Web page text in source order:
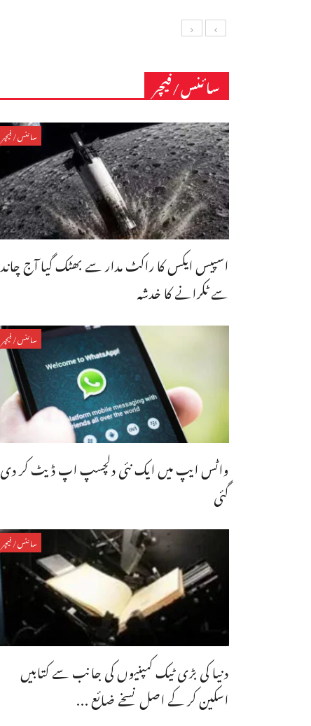
سائنس/فیچر
سائنس/فیچر
اسپیس ایکس کا راکٹ مدار سے بھٹک گیا آج چاند
سے ٹکرانے کا خدشہ
سائنس/فیچر
واٹس ایپ میں ایک نئی دلچسپ اپ ڈیٹ کر دی
گئی
سائنس/فیچر
دنیا کی بڑی ٹیک کمپنیوں کی جانب سے کتابیں
اسکین کر کے اصل نسخے ضائع ...